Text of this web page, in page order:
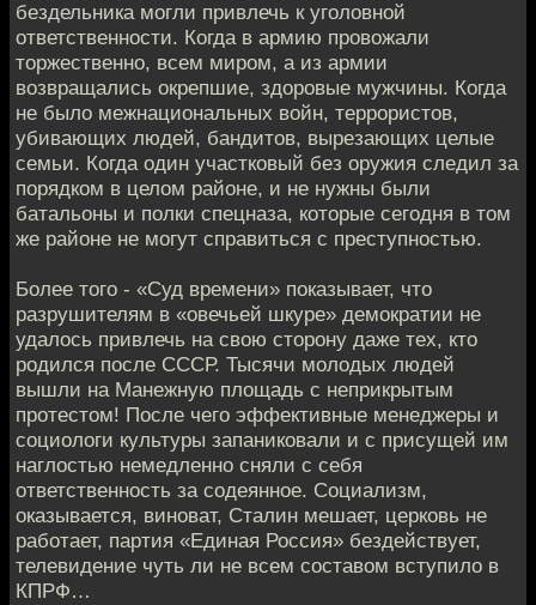
бездельника могли привлечь к уголовной
ответственности. Когда в армию провожали
торжественно, всем миром, а из армии
возвращались окрепшие, здоровые мужчины. Когда
не было межнациональных войн, террористов,
убивающих людей, бандитов, вырезающих целые
семьи. Когда один участковый без оружия следил за
порядком в целом районе, и не нужны были
батальоны и полки спецназа, которые сегодня в том
же районе не могут справиться с преступностью.
Более того - «Суд времени» показывает, что
разрушителям в «овечьей шкуре» демократии не
удалось привлечь на свою сторону даже тех, кто
родился после СССР. Тысячи молодых людей
вышли на Манежную площадь с неприкрытым
протестом! После чего эффективные менеджеры и
социологи культуры запаниковали и с присущей им
наглостью немедленно сняли с себя
ответственность за содеянное. Социализм,
оказывается, виноват, Сталин мешает, церковь не
работает, партия «Единая Россия» бездействует,
телевидение чуть ли не всем составом вступило в
КПРФ…